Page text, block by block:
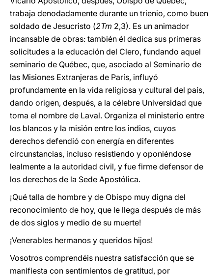
trabaja denodadamente durante un trienio, como buen
soldado de Jesucristo (2Tm 2,3). Es un animador
incansable de obras: también él dedica sus primeras
solicitudes a la educación del Clero, fundando aquel
seminario de Québec, que, asociado al Seminario de
las Misiones Extranjeras de París, influyó
profundamente en la vida religiosa y cultural del país,
dando origen, después, a la célebre Universidad que
toma el nombre de Laval. Organiza el ministerio entre
los blancos y la misión entre los indios, cuyos
derechos defendió con energía en diferentes
circunstancias, incluso resistiendo y oponiéndose
lealmente a la autoridad civil, y fue firme defensor de
los derechos de la Sede Apostólica.
¡Qué talla de hombre y de Obispo muy digna del
reconocimiento de hoy, que le llega después de más
de dos siglos y medio de su muerte!
¡Venerables hermanos y queridos hijos!
Vosotros comprendéis nuestra satisfacción que se
manifiesta con sentimientos de gratitud, por